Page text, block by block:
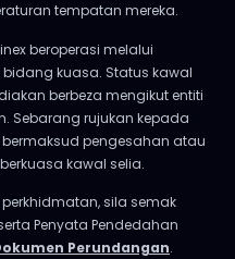
tempatan mereka.
beroperasi melalui
kuasa. Status kawal
berbeza mengikut entiti
Sebarang rujukan kepada
pengesahan atau
kawal selia.
sila semak
Penyata Pendedahan
Perundangan.